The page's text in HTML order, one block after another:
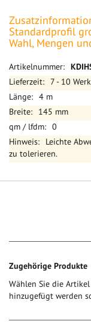
Standardprofil
Wahl, Mengen
Mehr
Informationen7 - 10
4 m
145 mm
0
Leichte
zu tolerieren.
Zugehörige Produkte
Wählen Sie die
hinzugefügt werden